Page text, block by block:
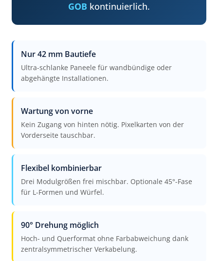
GOB kontinuierlich.
Nur 42 mm Bautiefe
Ultra-schlanke Paneele für wandbündige oder
abgehängte Installationen.
Wartung von vorne
Kein Zugang von hinten nötig. Pixelkarten von der
Vorderseite tauschbar.
Flexibel kombinierbar
Drei Modulgrößen frei mischbar. Optionale 45°-Fase
für L-Formen und Würfel.
90° Drehung möglich
Hoch- und Querformat ohne Farbabweichung dank
zentralsymmetrischer Verkabelung.